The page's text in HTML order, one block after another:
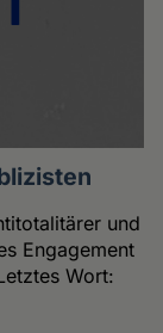
und
Engagement
Wort: